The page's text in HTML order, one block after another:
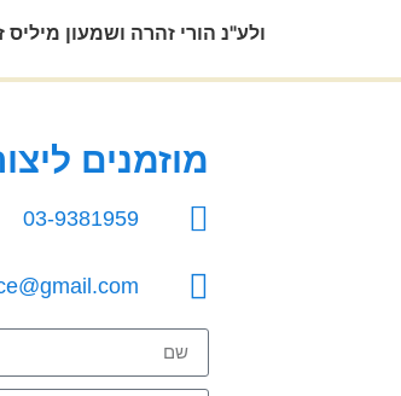
ולע"נ הורי זהרה ושמעון
מוזמנים
03-9381959